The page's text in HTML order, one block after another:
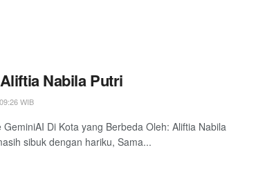
Nabila Putri
WIB
Di Kota yang Berbeda Oleh: Aliftia Nabila
sibuk dengan hariku, Sama...